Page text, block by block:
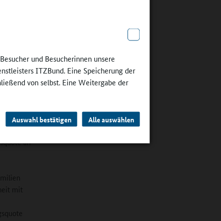
und Besucherinnen unsere
ITZBund. Eine Speicherung der
von selbst. Eine Weitergabe der
Auswahl bestätigen Alle auswählen
an
mit